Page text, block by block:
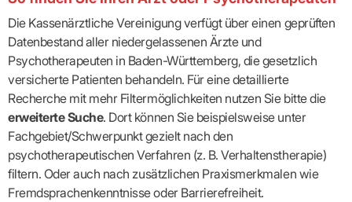
Die Kassenärztliche Vereinigung verfügt über einen geprüften
Datenbestand aller niedergelassenen Ärzte und
Psychotherapeuten in Baden-Württemberg, die gesetzlich
versicherte Patienten behandeln. Für eine detaillierte
Recherche mit mehr Filtermöglichkeiten nutzen Sie bitte die
erweiterte Suche. Dort können Sie beispielsweise unter
Fachgebiet/Schwerpunkt gezielt nach den
psychotherapeutischen Verfahren (z. B. Verhaltenstherapie)
filtern. Oder auch nach zusätzlichen Praxismerkmalen wie
Fremdsprachenkenntnisse oder Barrierefreiheit.